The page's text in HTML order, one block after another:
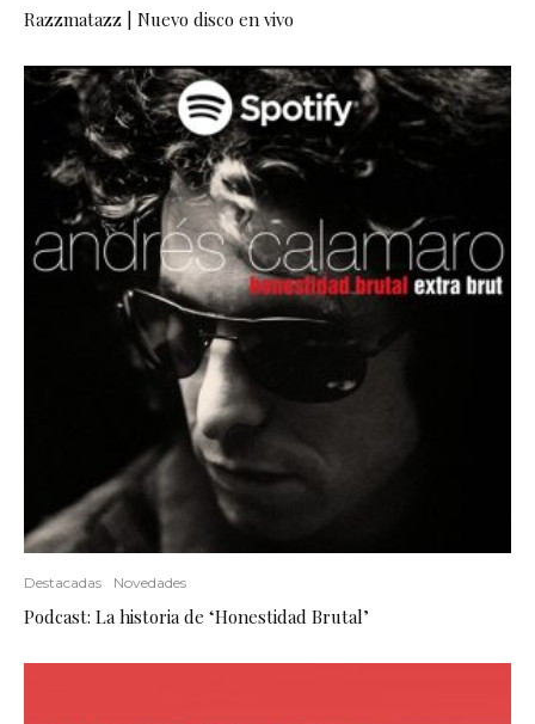
Razzmatazz | Nuevo disco en vivo
Destacadas Novedades
Podcast: La historia de ‘Honestidad Brutal’